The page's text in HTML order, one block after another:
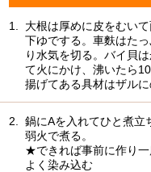
1.
大根は厚めに皮をむい
下ゆでする。車麩はた
り水気を切る。バイ貝
て火にかけ、沸いたら
揚げてある具材はザル
2.
鍋にAを入れてひと煮立
弱火で煮る。
★できれば事前に作り
よく染み込む